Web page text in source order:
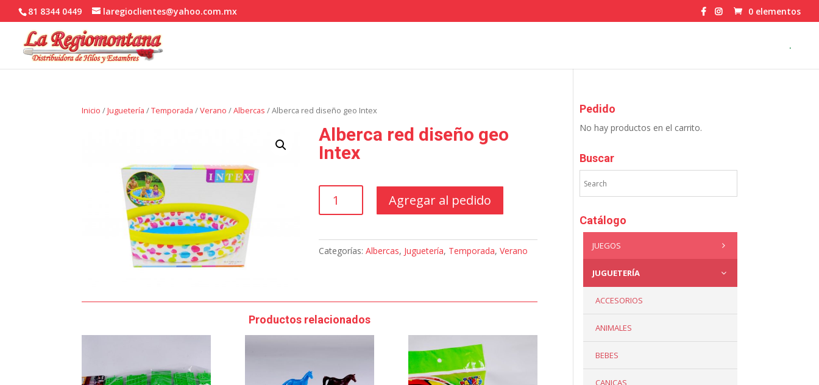
81 8344 0449 laregioclientes@yahoo.com.mx 0 elementos
.
Inicio /Juguetería /Temporada /Verano /Albercas / Alberca red diseño geo Intex
Alberca red diseño geo
Intex
Intex
Agregar al pedido
Categorías: Albercas, Juguetería, Temporada, Verano
Productos relacionados
Pedido
No hay productos en el carrito.
Buscar
Catálogo
JUEGOS
JUGUETERÍA
ACCESORIOS
ANIMALES
BEBES
CANICAS